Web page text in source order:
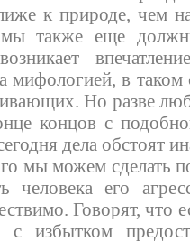
к природе, чем
также еще
мифологией, в
Но разве
концов с
дела обстоят
мы можем сделать
человека его
Говорят, что
избытком